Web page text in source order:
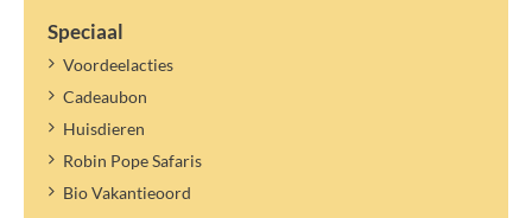
Speciaal
Voordeelacties
Cadeaubon
Huisdieren
Robin Pope Safaris
Bio Vakantieoord